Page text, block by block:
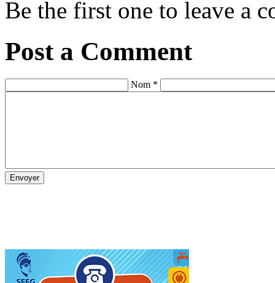
Be the first one to leave a
Post a Comment
Nom *